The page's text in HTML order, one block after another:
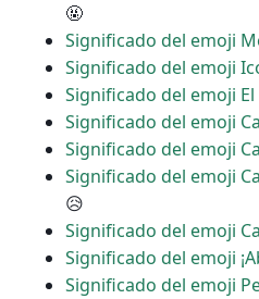
🤬
Significado del emoji
Significado del emoji
Significado del emoji
Significado del emoji
Significado del emoji
Significado del emoji
😥
Significado del emoji
Significado del emoji
Significado del emoji